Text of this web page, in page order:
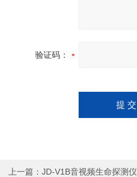
验证码：
上一篇： JD-V1B音视频生命探测仪